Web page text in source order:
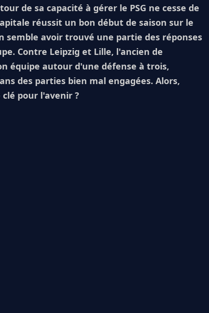
de sa capacité à gérer le PSG ne cesse de
réussit un bon début de saison sur le
avoir trouvé une partie des réponses
Contre Leipzig et Lille, l'ancien de
équipe autour d'une défense à trois,
des parties bien mal engagées. Alors,
pour l'avenir ?